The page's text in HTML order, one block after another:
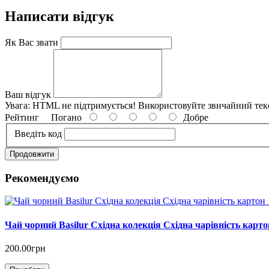
Написати відгук
Як Вас звати
Ваш відгук
Увага: HTML не підтримується! Використовуйте звичайний
Рейтинг Погано
Добре
Введіть код
Продовжити
Рекомендуємо
Чай чорний Basilur Східна колекція Східна чарівність
200.00грн